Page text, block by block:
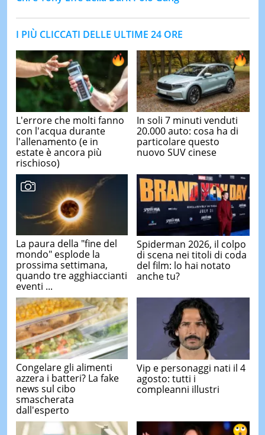
I PIÙ CLICCATI DELLE ULTIME 24 ORE
L'errore che molti fanno
con l'acqua durante
l'allenamento (e in
estate è ancora più
rischioso)
In soli 7 minuti venduti
20.000 auto: cosa ha di
particolare questo
nuovo SUV cinese
La paura della "fine del
mondo" esplode la
prossima settimana,
quando tre agghiaccianti
eventi ...
Spiderman 2026, il colpo
di scena nei titoli di coda
del film: lo hai notato
anche tu?
Congelare gli alimenti
azzera i batteri? La fake
news sul cibo
smascherata
dall'esperto
Vip e personaggi nati il 4
agosto: tutti i
compleanni illustri